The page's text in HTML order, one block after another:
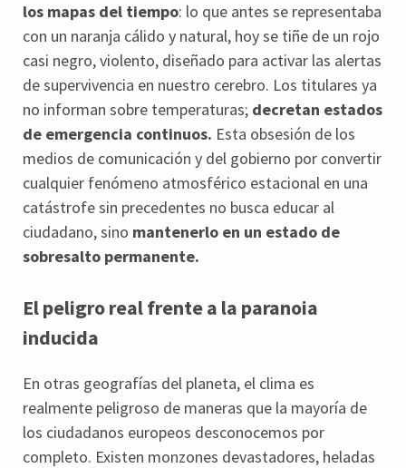
los mapas del tiempo: lo que antes se representaba
con un naranja cálido y natural, hoy se tiñe de un rojo
casi negro, violento, diseñado para activar las alertas
de supervivencia en nuestro cerebro. Los titulares ya
no informan sobre temperaturas; decretan estados
de emergencia continuos. Esta obsesión de los
medios de comunicación y del gobierno por convertir
cualquier fenómeno atmosférico estacional en una
catástrofe sin precedentes no busca educar al
ciudadano, sino mantenerlo en un estado de
sobresalto permanente.
El peligro real frente a la paranoia
inducida
En otras geografías del planeta, el clima es
realmente peligroso de maneras que la mayoría de
los ciudadanos europeos desconocemos por
completo. Existen monzones devastadores, heladas